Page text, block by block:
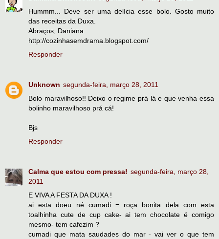
Hummm... Deve ser uma delícia esse bolo. Gosto muito
das receitas da Duxa.
Abraços, Daniana
http://cozinhasemdrama.blogspot.com/
Responder
Unknown segunda-feira, março 28, 2011
Bolo maravilhoso!! Deixo o regime prá lá e que venha essa
bolinho maravilhoso prá cá!
Bjs
Responder
Calma que estou com pressa! segunda-feira, março 28,
2011
E VIVA A FESTA DA DUXA !
ai esta doeu né cumadi = roça bonita dela com esta
toalhinha cute de cup cake- ai tem chocolate é comigo
mesmo- tem cafezim ?
cumadi que mata saudades do mar - vai ver o que tem